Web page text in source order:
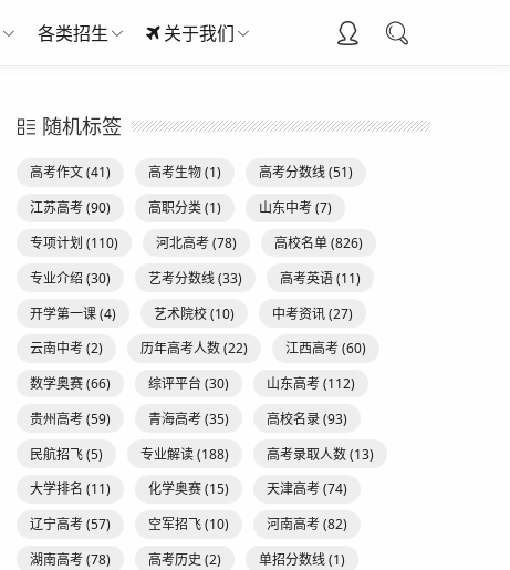
各类招生 关于我们
随机标签
高考作文(41) 高考生物(1) 高考分数线(51)
江苏高考(90) 高职分类(1) 山东中考(7)
专项计划 (110) 河北高考(78) 高校名单(826)
专业介绍 (30) 艺考分数线(33) 高考英语(11)
开学第一课(4) 艺术院校(10) 中考资讯(27)
云南中考(2) 历年高考人数(22) 江西高考(60)
数学奥赛(66) 综评平台 (30) 山东高考(112)
贵州高考(59) 青海高考(35) 高校名录(93)
民航招飞(5) 专业解读(188) 高考录取人数(13)
大学排名 (11) 化学奥赛(15) 天津高考(74)
辽宁高考(57) 空军招飞(10) 河南高考(82)
湖南高考(78) 高考历史 (2) 单招分数线(1)